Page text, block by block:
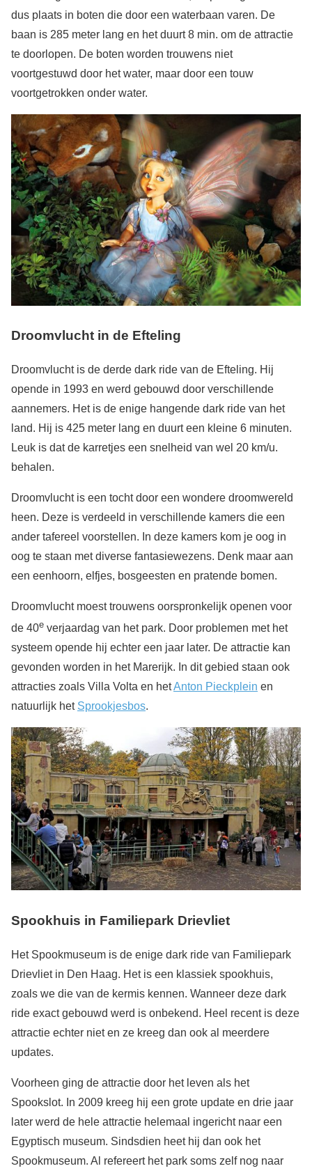
dus plaats in boten die door een waterbaan varen. De
baan is 285 meter lang en het duurt 8 min. om de attractie
te doorlopen. De boten worden trouwens niet
voortgestuwd door het water, maar door een touw
voortgetrokken onder water.
Droomvlucht in de Efteling
Droomvlucht is de derde dark ride van de Efteling. Hij
opende in 1993 en werd gebouwd door verschillende
aannemers. Het is de enige hangende dark ride van het
land. Hij is 425 meter lang en duurt een kleine 6 minuten.
Leuk is dat de karretjes een snelheid van wel 20 km/u.
behalen.
Droomvlucht is een tocht door een wondere droomwereld
heen. Deze is verdeeld in verschillende kamers die een
ander tafereel voorstellen. In deze kamers kom je oog in
oog te staan met diverse fantasiewezens. Denk maar aan
een eenhoorn, elfjes, bosgeesten en pratende bomen.
Droomvlucht moest trouwens oorspronkelijk openen voor
de 40e verjaardag van het park. Door problemen met het
systeem opende hij echter een jaar later. De attractie kan
gevonden worden in het Marerijk. In dit gebied staan ook
attracties zoals Villa Volta en hetAnton Pieckplein en
natuurlijk het Sprookjesbos.
Spookhuis in Familiepark Drievliet
Het Spookmuseum is de enige dark ride van Familiepark
Drievliet in Den Haag. Het is een klassiek spookhuis,
zoals we die van de kermis kennen. Wanneer deze dark
ride exact gebouwd werd is onbekend. Heel recent is deze
attractie echter niet en ze kreeg dan ook al meerdere
updates.
Voorheen ging de attractie door het leven als het
Spookslot. In 2009 kreeg hij een grote update en drie jaar
later werd de hele attractie helemaal ingericht naar een
Egyptisch museum. Sindsdien heet hij dan ook het
Spookmuseum. Al refereert het park soms zelf nog naar